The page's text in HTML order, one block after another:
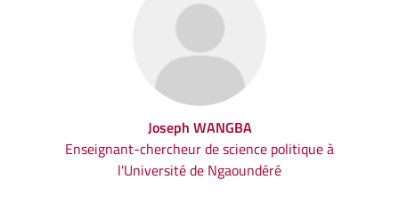
Joseph WANGBA
Enseignant-chercheur de science politique à
l'Université de Ngaoundéré